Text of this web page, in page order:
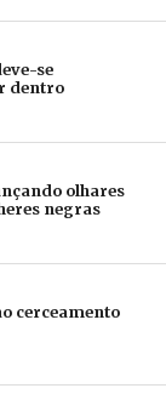
se
dentro
olhares
negras
cerceamento